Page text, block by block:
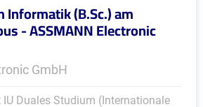
Informatik (B.Sc.) am
- ASSMANN Electronic
GmbH
Duales Studium (Internationale